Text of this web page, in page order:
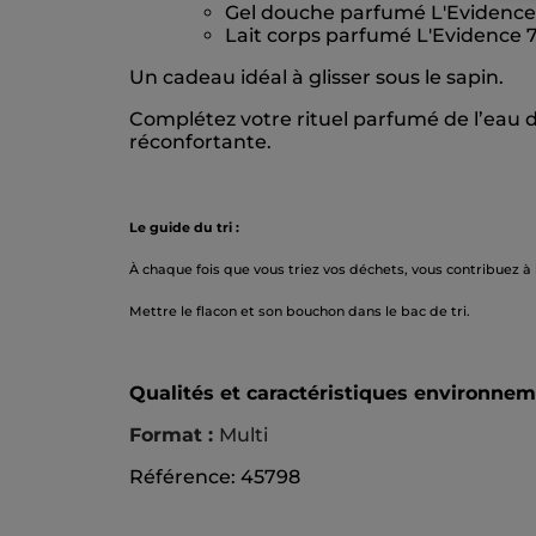
Gel douche parfumé
Lait corps parfumé L'Evidence
Un cadeau idéal à glisser sous le sapin.
Complétez votre rituel parfumé de l’eau
réconfortante.
Le guide du tri :
À chaque fois que vous triez vos déchets, vous contribuez
Mettre le flacon et son bouchon dans le bac de tri.
Qualités et caractéristiques
Format : Multi
Référence: 45798